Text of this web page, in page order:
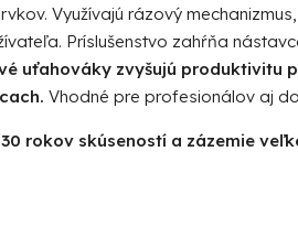
Využívajú rázový
Príslušenstvo zahŕňa
uťahováky zvyšujú produktivitu
Vhodné pre profesionálov aj
rokov skúseností a zázemie